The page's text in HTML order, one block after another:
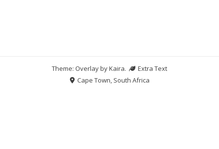
Theme: Overlay byKaira.
Extra Text
Cape Town, South Africa